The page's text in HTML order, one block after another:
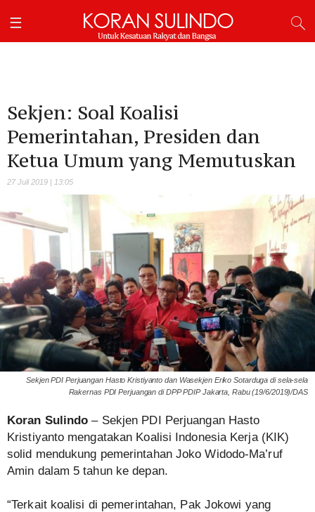
Sekjen: Soal Koalisi
Pemerintahan, Presiden dan
Ketua Umum yang Memutuskan
27 Juli 2019 | 13:05
Sekjen PDI Perjuangan Hasto Kristiyanto dan Wasekjen Eriko Sotarduga di sela-sela
Rakernas PDI Perjuangan di DPP PDIP Jakarta, Rabu (19/6/2019)/DAS
Koran Sulindo – Sekjen PDI Perjuangan Hasto
Kristiyanto mengatakan Koalisi Indonesia Kerja (KIK)
solid mendukung pemerintahan Joko Widodo-Ma’ruf
Amin dalam 5 tahun ke depan.
“Terkait koalisi di pemerintahan, Pak Jokowi yang